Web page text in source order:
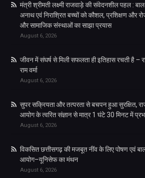
मंत्री श्रीमती लक्ष्मी राजवाड़े की संवेदनशील पहल :
अनाथ एवं निराश्रित बच्चों को कौशल, प्रशिक्षण और
और सामाजिक संस्थाओं का साझा प्रयास
August 6, 2026
जीवन में संघर्ष से मिली सफलता ही इतिहास रचती है –
राम वर्मा
August 6, 2026
सुपर सक्रियता और तत्परता से बचपन हुआ सुरक्षित,
आयोग के त्वरित संज्ञान से मात्र 1 घंटे 30 मिनट में
August 6, 2026
विकसित छत्तीसगढ़ की मजबूत नींव के लिए पोषण एवं
आयोग–यूनिसेफ का मंथन
August 6, 2026